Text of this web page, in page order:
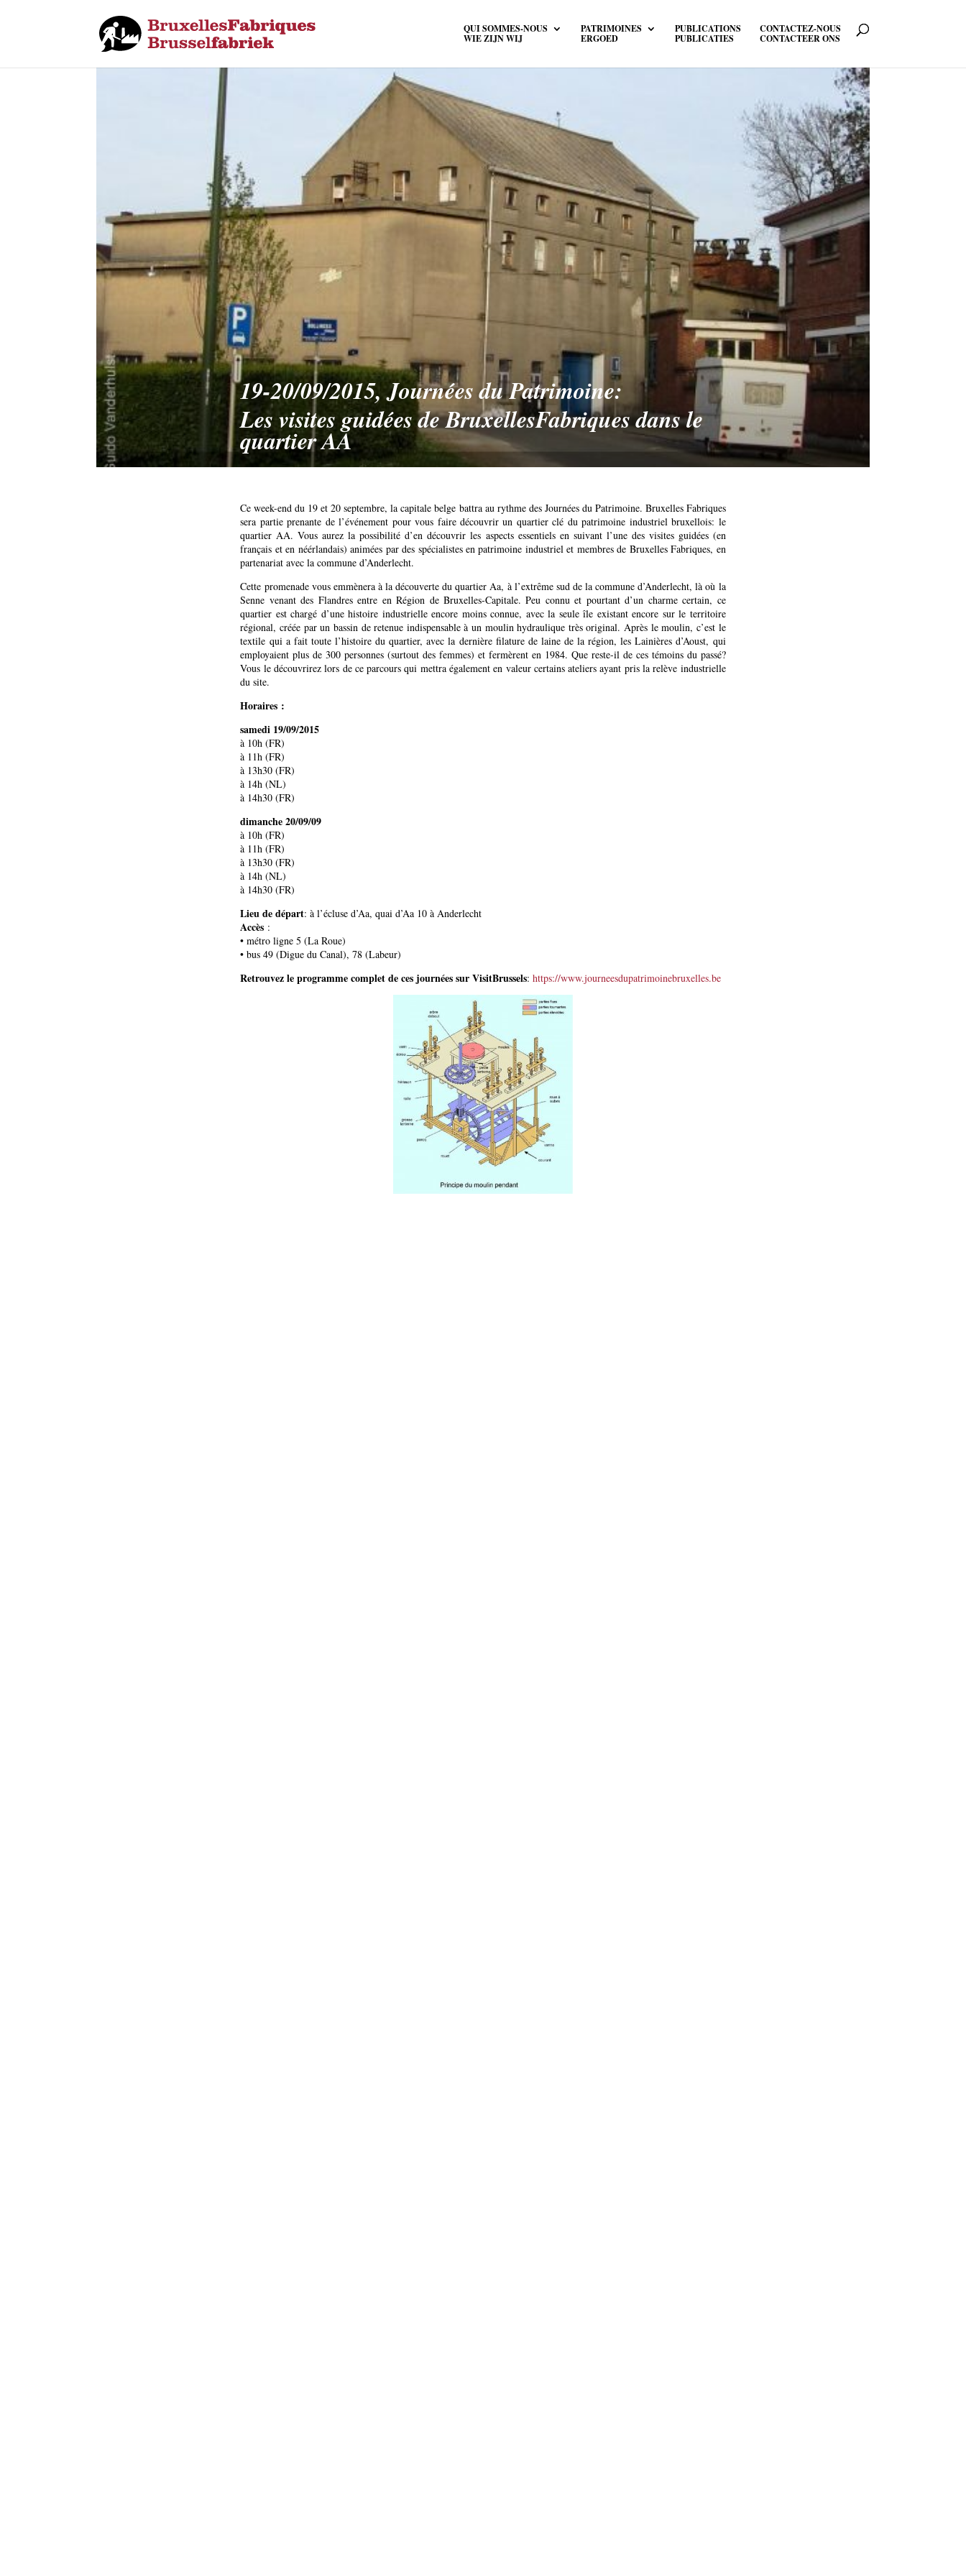
QUI SOMMES-NOUS
WIE ZIJN WIJ
PATRIMOINES
ERGOED
PUBLICATIONS
PUBLICATIES
CONTACTEZ-NOUS
CONTACTEER ONS
19-20/09/2015, Journées du Patrimoine:
Les visites guidées de BruxellesFabriques dans le
quartier AA
Ce week-end du 19 et 20 septembre, la capitale belge battra au rythme des Journées du Patrimoine. Bruxelles Fabriques
sera partie prenante de l’événement pour vous faire découvrir un quartier clé du patrimoine industriel bruxellois: le
quartier AA. Vous aurez la possibilité d’en découvrir les aspects essentiels en suivant l’une des visites guidées (en
français et en néérlandais) animées par des spécialistes en patrimoine industriel et membres de Bruxelles Fabriques, en
partenariat avec la commune d’Anderlecht.
Cette promenade vous emmènera à la découverte du quartier Aa, à l’extrême sud de la commune d’Anderlecht, là où la
Senne venant des Flandres entre en Région de Bruxelles-Capitale. Peu connu et pourtant d’un charme certain, ce
quartier est chargé d’une histoire industrielle encore moins connue, avec la seule île existant encore sur le territoire
régional, créée par un bassin de retenue indispensable à un moulin hydraulique très original. Après le moulin, c’est le
textile qui a fait toute l’histoire du quartier, avec la dernière filature de laine de la région, les Lainières d’Aoust, qui
employaient plus de 300 personnes (surtout des femmes) et fermèrent en 1984. Que reste-il de ces témoins du passé?
Vous le découvrirez lors de ce parcours qui mettra également en valeur certains ateliers ayant pris la relève industrielle
du site.
Horaires :
samedi 19/09/2015
à 10h (FR)
à 11h (FR)
à 13h30 (FR)
à 14h (NL)
à 14h30 (FR)
dimanche 20/09/09
à 10h (FR)
à 11h (FR)
à 13h30 (FR)
à 14h (NL)
à 14h30 (FR)
Lieu de départ: à l’écluse d’Aa, quai d’Aa 10 à Anderlecht
Accès :
• métro ligne 5 (La Roue)
• bus 49 (Digue du Canal), 78 (Labeur)
Retrouvez le programme complet de ces journées sur VisitBrussels:https://www.journeesdupatrimoinebruxelles.be